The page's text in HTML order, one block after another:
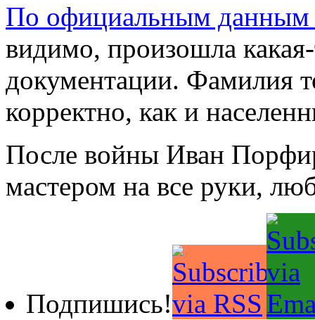
По официальным данным
видимо, произошла
документации. Фамилия
корректно, как и
После войны Иван
мастером на все руки,
Подпишись!